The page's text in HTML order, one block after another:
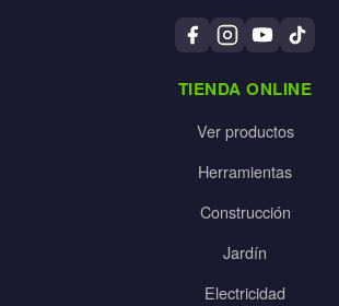
TIENDA ONLINE
Ver productos
Herramientas
Construcción
Jardín
Electricidad